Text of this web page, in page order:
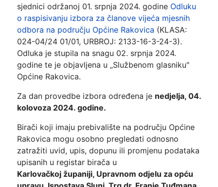
sjednici održanoj 01. srpnja 2024. godine Odluku
o raspisivanju izbora za članove vijeća mjesnih
odbora na području Općine Rakovica (KLASA:
024-04/24­ 01/01, URBROJ: 2133-16-3-24-3).
Odluka je stupila na snagu 02. srpnja 2024.
godine te je objavljena u „Službenom glasniku"
Općine Rakovica.
Za dan provedbe izbora određena je nedjelja, 04.
kolovoza 2024. godine.
Birači koji imaju prebivalište na području Općine
Rakovica mogu osobno pregledati odnosno
zatražiti uvid, upis, dopunu ili promjenu podataka
upisanih u registar birača u
Karlovačkoj županiji, Upravnom odjelu za opću